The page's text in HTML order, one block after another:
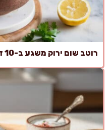
רוטב שום ירוק משגע ב-10 דקות, בלי מיונז בכלל